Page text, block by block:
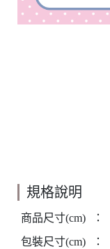
規格說明
商品尺寸(cm) ：
包裝尺寸(cm)
：